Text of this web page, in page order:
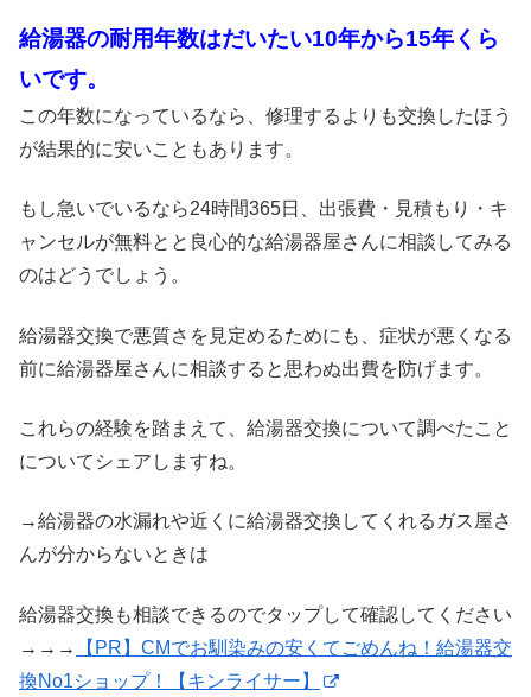
給湯器の耐用年数はだいたい10年から15年くら
いです。
この年数になっているなら、修理するよりも交換したほう
が結果的に安いこともあります。
もし急いでいるなら24時間365日、出張費・見積もり・キ
ャンセルが無料とと良心的な給湯器屋さんに相談してみる
のはどうでしょう。
給湯器交換で悪質さを見定めるためにも、症状が悪くなる
前に給湯器屋さんに相談すると思わぬ出費を防げます。
これらの経験を踏まえて、給湯器交換について調べたこと
についてシェアしますね。
→給湯器の水漏れや近くに給湯器交換してくれるガス屋さ
んが分からないときは
給湯器交換も相談できるのでタップして確認してください
→→→
【PR】CMでお馴染みの安くてごめんね！給湯器交
換No1ショップ！【キンライサー】